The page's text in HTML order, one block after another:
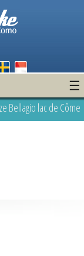
☰
Bellagio lac de Côme